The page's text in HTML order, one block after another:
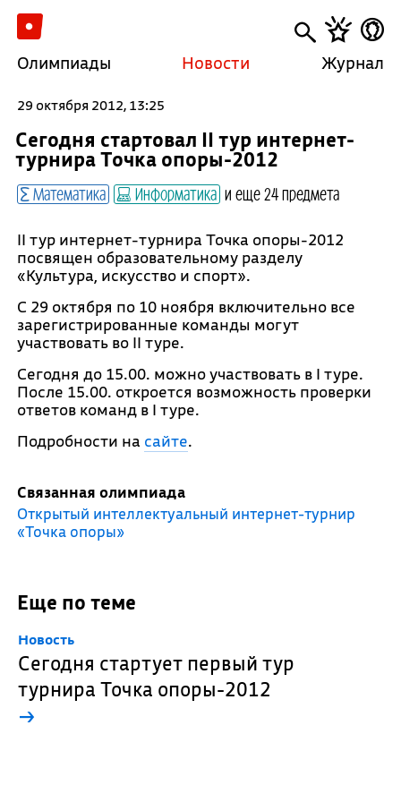
Олимпиады Новости Журнал
29 октября 2012, 13:25
Сегодня стартовал II тур интернет-
турнира Точка опоры-2012
Математика Информатика и еще 24 предмета
II тур интернет-турнира Точка опоры-2012
посвящен образовательному разделу
«Культура, искусство и спорт».
С 29 октября по 10 ноября включительно все
зарегистрированные команды могут
участвовать во II туре.
Сегодня до 15.00. можно участвовать в I туре.
После 15.00. откроется возможность проверки
ответов команд в I туре.
Подробности на сайте.
Связанная олимпиада
Открытый интеллектуальный интернет-турнир
«Точка опоры»
Еще по теме
Новость
Сегодня стартует первый тур
турнира Точка опоры-2012
→